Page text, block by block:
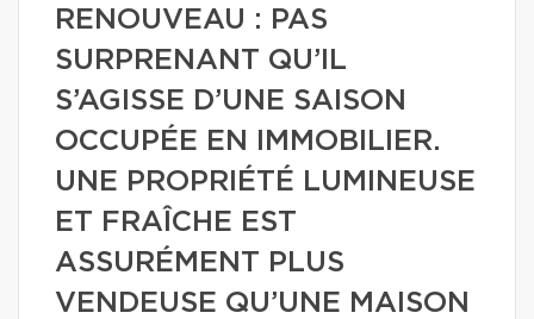
RENOUVEAU : PAS
SURPRENANT QU’IL
S’AGISSE D’UNE SAISON
OCCUPÉE EN IMMOBILIER.
UNE PROPRIÉTÉ LUMINEUSE
ET FRAÎCHE EST
ASSURÉMENT PLUS
VENDEUSE QU’UNE MAISON